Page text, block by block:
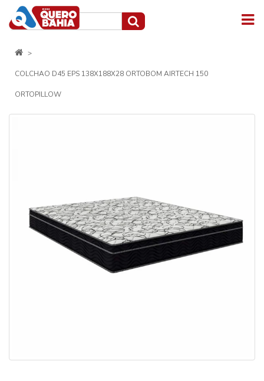
COLCHAO D45 EPS 138X188X28 ORTOBOM AIRTECH 150
ORTOPILLOW